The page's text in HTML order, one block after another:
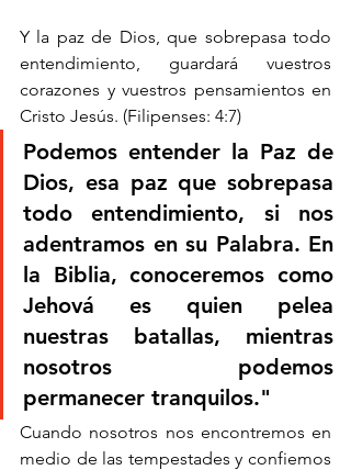
Y la paz de Dios, que sobrepasa todo
entendimiento, guardará vuestros
corazones y vuestros pensamientos en
Cristo Jesús. (Filipenses: 4:7)
Podemos entender la Paz de
Dios, esa paz que sobrepasa
todo entendimiento, si nos
adentramos en su Palabra. En
la Biblia, conoceremos como
Jehová es quien pelea
nuestras batallas, mientras
nosotros podemos
permanecer tranquilos."
Cuando nosotros nos encontremos en
medio de las tempestades y confiemos